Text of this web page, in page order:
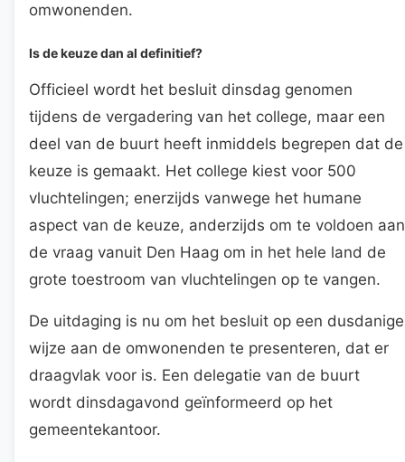
omwonenden.
Is de keuze dan al definitief?
Officieel wordt het besluit dinsdag genomen
tijdens de vergadering van het college, maar een
deel van de buurt heeft inmiddels begrepen dat de
keuze is gemaakt. Het college kiest voor 500
vluchtelingen; enerzijds vanwege het humane
aspect van de keuze, anderzijds om te voldoen aan
de vraag vanuit Den Haag om in het hele land de
grote toestroom van vluchtelingen op te vangen.
De uitdaging is nu om het besluit op een dusdanige
wijze aan de omwonenden te presenteren, dat er
draagvlak voor is. Een delegatie van de buurt
wordt dinsdagavond geïnformeerd op het
gemeentekantoor.